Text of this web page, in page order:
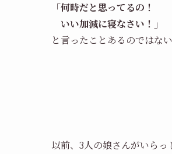
「何時だと思ってるの！
いい加減に寝なさい！」
と言ったことあるのではな
以前、3人の娘さんがいらっ